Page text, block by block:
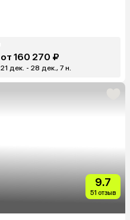
от 160 270 ₽
21 дек. - 28 дек., 7 н.
9.7
51 отзыв